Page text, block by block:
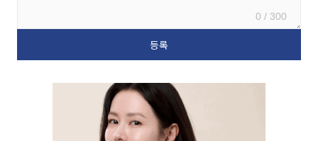
0 / 300